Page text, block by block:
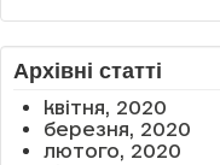
Архівні статті
квітня, 2020
березня, 2020
лютого, 2020